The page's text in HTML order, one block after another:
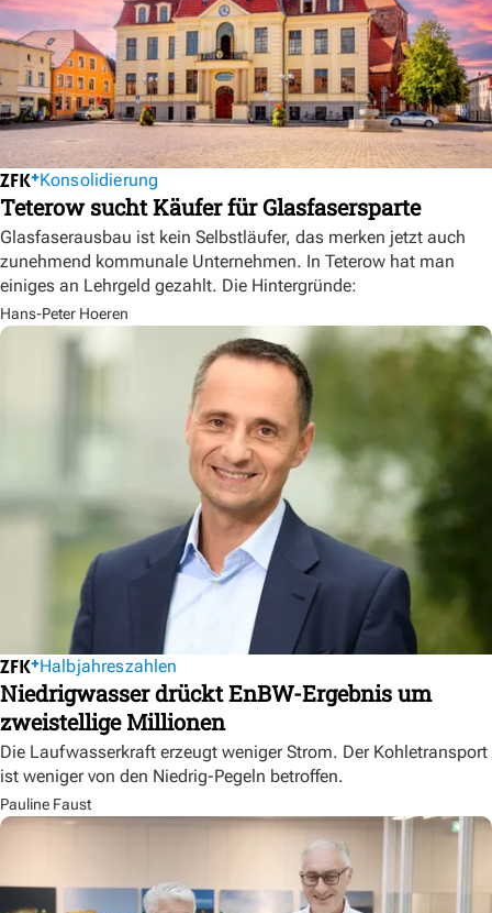
Konsolidierung
Teterow sucht Käufer für Glasfasersparte
Glasfaserausbau ist kein Selbstläufer, das merken jetzt auch
zunehmend kommunale Unternehmen. In Teterow hat man
einiges an Lehrgeld gezahlt. Die Hintergründe:
Hans-Peter Hoeren
Halbjahreszahlen
Niedrigwasser drückt EnBW-Ergebnis um
zweistellige Millionen
Die Laufwasserkraft erzeugt weniger Strom. Der Kohletransport
ist weniger von den Niedrig-Pegeln betroffen.
Pauline Faust